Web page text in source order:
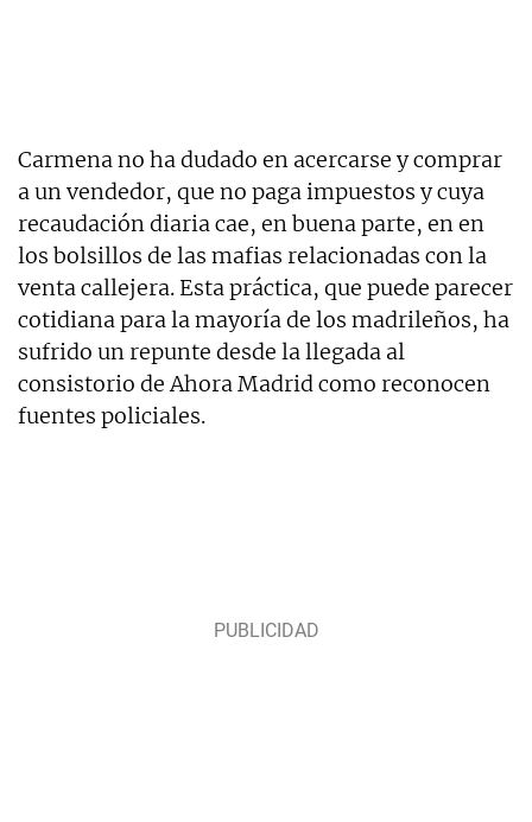
Carmena no ha dudado en acercarse y comprar
a un vendedor, que no paga impuestos y cuya
recaudación diaria cae, en buena parte, en en
los bolsillos de las mafias relacionadas con la
venta callejera. Esta práctica, que puede parecer
cotidiana para la mayoría de los madrileños, ha
sufrido un repunte desde la llegada al
consistorio de Ahora Madrid como reconocen
fuentes policiales.